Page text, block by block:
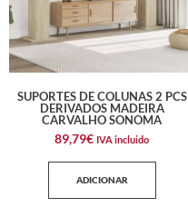
SUPORTES DE COLUNAS 2 PCS
DERIVADOS MADEIRA
CARVALHO SONOMA
89,79€ IVA incluido
ADICIONAR